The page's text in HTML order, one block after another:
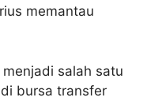
memantau
salah satu
bursa transfer